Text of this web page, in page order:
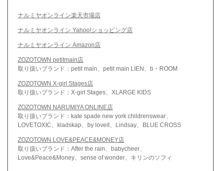
ナルミヤオンライン楽天市場店
ナルミヤオンライン Yahoo!ショッピング店
ナルミヤオンライン Amazon店
ZOZOTOWN petitmain店
取り扱いブランド：petit main、petit main LIEN、b・ROOM
ZOZOTOWN X-girl Stages店
取り扱いブランド：X-girl Stages、XLARGE KIDS
ZOZOTOWN NARUMIYA ONLINE店
取り扱いブランド：kate spade new york childrenswear、
LOVETOXIC、kladskap、by loveit、Lindsay、BLUE CROSS
ZOZOTOWN LOVE&PEACE&MONEY店
取り扱いブランド：After the rain、babycheer、
Love&Peace&Money、sense of wonder、キリンのソフィ